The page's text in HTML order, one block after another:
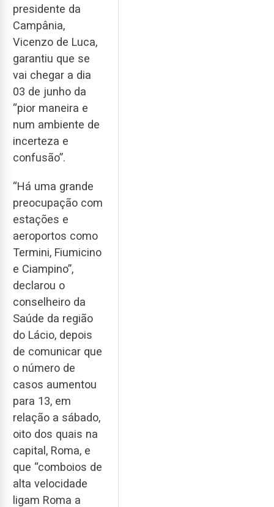
presidente da
Campânia,
Vicenzo de Luca,
garantiu que se
vai chegar a dia
03 de junho da
“pior maneira e
num ambiente de
incerteza e
confusão”.
“Há uma grande
preocupação com
estações e
aeroportos como
Termini, Fiumicino
e Ciampino”,
declarou o
conselheiro da
Saúde da região
do Lácio, depois
de comunicar que
o número de
casos aumentou
para 13, em
relação a sábado,
oito dos quais na
capital, Roma, e
que “comboios de
alta velocidade
ligam Roma a